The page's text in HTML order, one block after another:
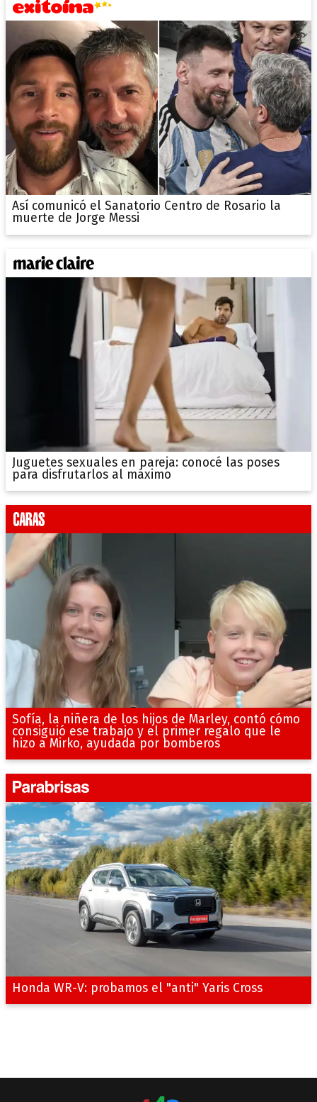
Así comunicó el Sanatorio Centro de Rosario la
muerte de Jorge Messi
Juguetes sexuales en pareja: conocé las poses
para disfrutarlos al máximo
Sofía, la niñera de los hijos de Marley, contó cómo
consiguió ese trabajo y el primer regalo que le
hizo a Mirko, ayudada por bomberos
Honda WR-V: probamos el "anti" Yaris Cross